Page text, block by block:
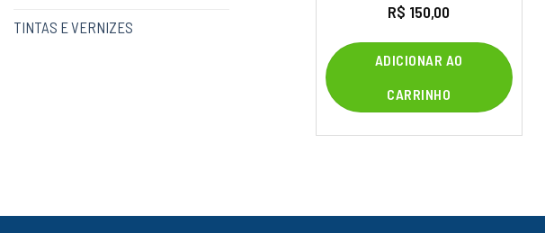
TINTAS E VERNIZES
R$ 150,00
ADICIONAR AO
CARRINHO